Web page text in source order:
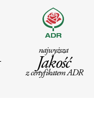
najwyższa
Jakość
z certyfikatem ADR